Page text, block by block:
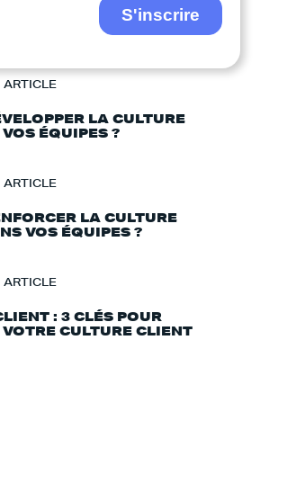
ARTICLE
LA CULTURE
ÉQUIPES ?
ARTICLE
LA CULTURE
VOS ÉQUIPES ?
ARTICLE
: 3 CLÉS POUR
CULTURE CLIENT